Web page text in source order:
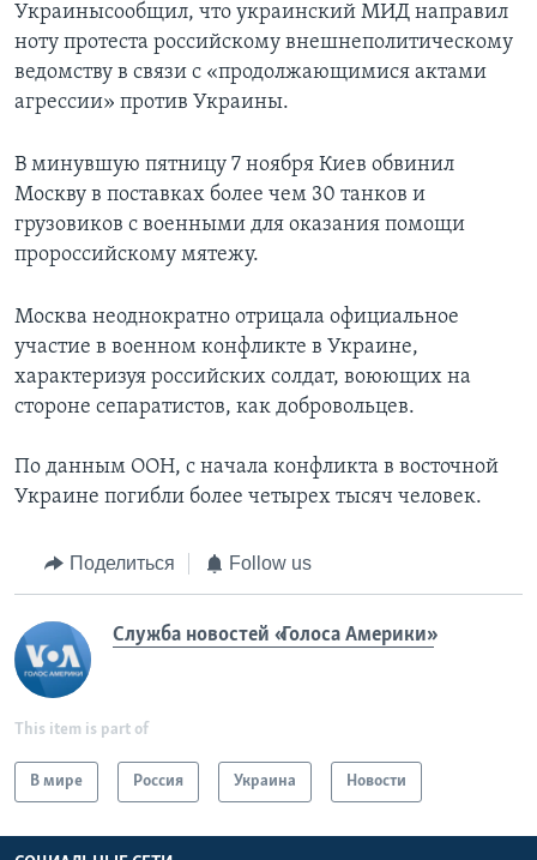
Украинысообщил, что украинский МИД направил
ноту протеста российскому внешнеполитическому
ведомству в связи с «продолжающимися актами
агрессии» против Украины.
В минувшую пятницу 7 ноября Киев обвинил
Москву в поставках более чем 30 танков и
грузовиков с военными для оказания помощи
пророссийскому мятежу.
Москва неоднократно отрицала официальное
участие в военном конфликте в Украине,
характеризуя российских солдат, воюющих на
стороне сепаратистов, как добровольцев.
По данным ООН, с начала конфликта в восточной
Украине погибли более четырех тысяч человек.
Поделиться Follow us
Служба новостей «Голоса Америки»
This item is part of
В мире Россия Украина Новости